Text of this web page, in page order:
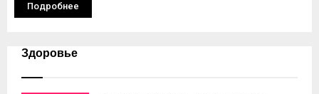
Подробнее
Здоровье